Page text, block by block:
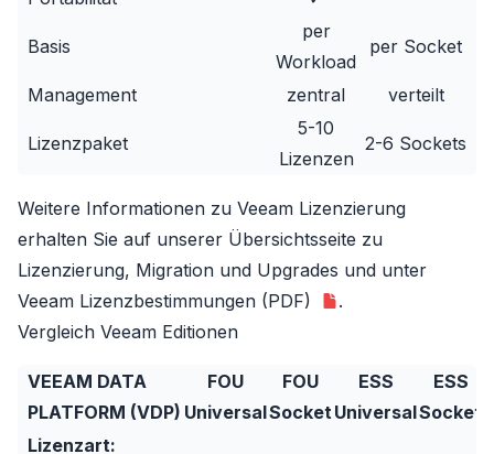
Basis
per
Workload
per Socket
Management zentral verteilt
Lizenzpaket
5-10
Lizenzen
2-6 Sockets
Weitere Informationen zu Veeam Lizenzierung
erhalten Sie auf unserer Übersichtsseite zu
Lizenzierung, Migration und Upgrades und unter
Veeam Lizenzbestimmungen (PDF)
.
Vergleich Veeam Editionen
VEEAM DATA
PLATFORM (VDP)
FOU
Universal
FOU
Socket
ESS
Universal
ESS
Socket
Lizenzart: